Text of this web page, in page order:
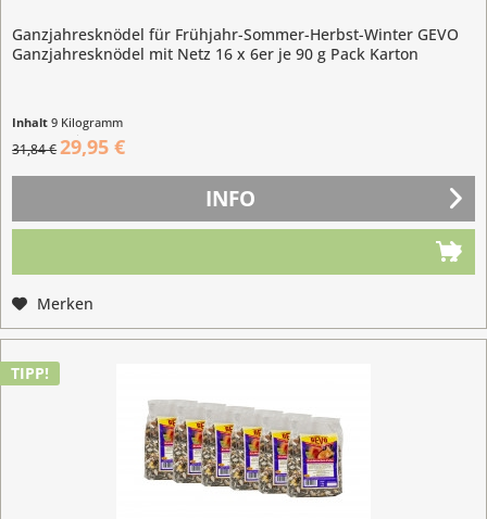
Ganzjahresknödel für Frühjahr-Sommer-Herbst-Winter GEVO
Ganzjahresknödel mit Netz 16 x 6er je 90 g Pack Karton
Inhalt9 Kilogramm
(3,33 € / 1 Kilogramm)
31,84 €29,95 €
INFO
Merken
TIPP!